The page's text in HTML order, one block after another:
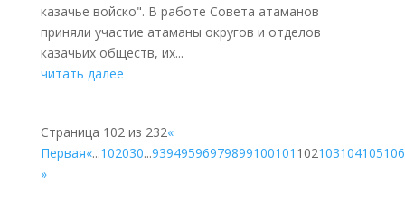
казачье войско". В работе Совета атаманов
приняли участие атаманы округов и отделов
казачьих обществ, их...
читать далее
Страница 102 из 232«
Первая«...102030...93949596979899100101 102103104105106
»